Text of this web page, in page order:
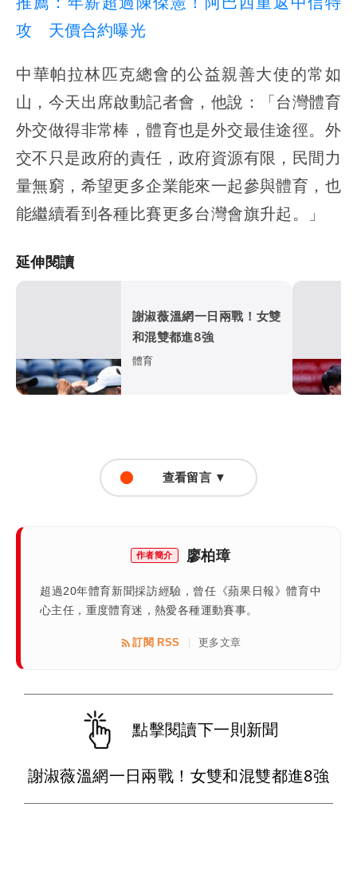
攻 天價合約曝光
中華帕拉林匹克總會的公益親善大使的常如
山，今天出席啟動記者會，他說：「台灣體育
外交做得非常棒，體育也是外交最佳途徑。外
交不只是政府的責任，政府資源有限，民間力
量無窮，希望更多企業能來一起參與體育，也
能繼續看到各種比賽更多台灣會旗升起。」
延伸閱讀
謝淑薇溫網一日兩戰！女雙
和混雙都進8強
體育
查看留言 ▼
作者簡介 廖柏璋
超過20年體育新聞採訪經驗，曾任《蘋果日報》體育中
心主任，重度體育迷，熱愛各種運動賽事。
訂閱 RSS 更多文章
點擊閱讀下一則新聞
謝淑薇溫網一日兩戰！女雙和混雙都進8強